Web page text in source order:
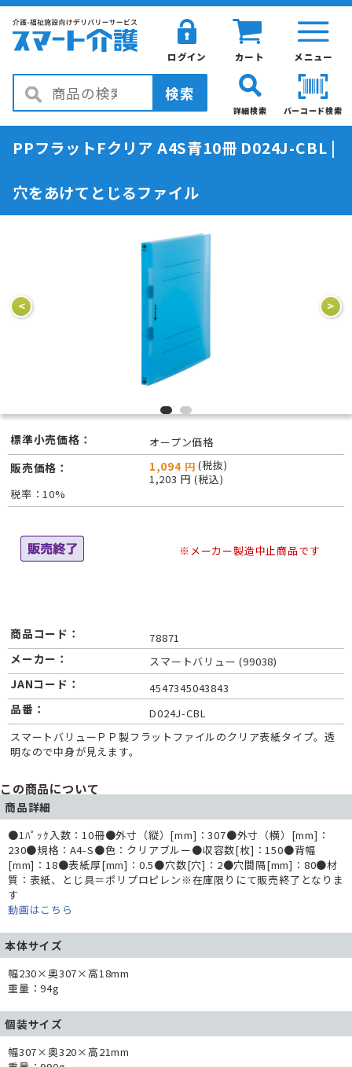
メニュー
カート
ログイン
検索
バーコード検索
詳細検索
PPフラットFクリア A4S青10冊 D024J-CBL |
穴をあけてとじるファイル
< >
標準小売価格： オープン価格
販売価格： 1,094 円 (税抜)
1,203 円 (税込)
税率：10%
※メーカー製造中止商品です
商品コード： 78871
メーカー： スマートバリュー (99038)
JANコード： 4547345043843
品番：
D024J-CBL
スマートバリューＰＰ製フラットファイルのクリア表紙タイプ。透
明なので中身が見えます。
この商品について
商品詳細
●1ﾊﾟｯｸ入数：10冊●外寸（縦）[mm]：307●外寸（横）[mm]：
230●規格：A4-S●色：クリアブルー●収容数[枚]：150●背幅
[mm]：18●表紙厚[mm]：0.5●穴数[穴]：2●穴間隔[mm]：80●材
質：表紙、とじ具＝ポリプロピレン※在庫限りにて販売終了となりま
す
動画はこちら
本体サイズ
幅230×奥307×高18mm
重量：94g
個装サイズ
幅307×奥320×高21mm